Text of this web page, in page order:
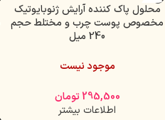
محلول پاک کننده آرایش ژنوبایوتیک
مخصوص پوست چرب و مختلط حجم
240 میل
موجود نیست
295,500 تومان
اطلاعات بیشتر